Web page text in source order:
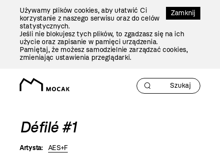
Zamknij
Używamy plików cookies, aby ułatwić Ci
korzystanie z naszego serwisu oraz do celów
statystycznych.
Jeśli nie blokujesz tych plików, to zgadzasz się na ich
użycie oraz zapisanie w pamięci urządzenia.
Pamiętaj, że możesz samodzielnie zarządzać cookies,
zmieniając ustawienia przeglądarki.
Défilé #1
Artysta: AES+F